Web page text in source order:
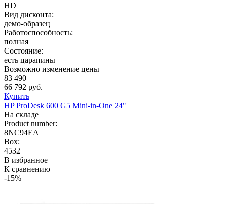
HD
Вид дисконта:
демо-образец
Работоспособность:
полная
Состояние:
есть царапины
Возможно изменение цены
83 490
66 792 руб.
Купить
HP ProDesk 600 G5 Mini-in-One 24"
На складе
Product number:
8NC94EA
Box:
4532
В избранное
К сравнению
-15%